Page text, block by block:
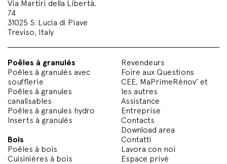
Via Martiri della Libertà,
74
31025 S. Lucia di Piave
Treviso, Italy
Poêles à granulés
Poêles à granulés avec
soufflerie
Poêles à granules
canalisables
Poêles à granules hydro
Inserts à granulés
Bois
Poêles à bois
Cuisinières à bois
Revendeurs
Foire aux Questions
CEE, MaPrimeRénov’ et
les autres
Assistance
Entreprise
Contacts
Download area
Contatti
Lavora con noi
Espace privé